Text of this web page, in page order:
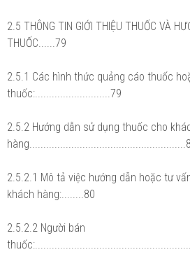
2.5 THÔNG TIN GIỚI THIỆU THUỐC VÀ
THUỐC......79
2.5.1 Các hình thức quảng cáo thuốc
thuốc:...........................79
2.5.2 Hướng dẫn sử dụng thuốc cho
2.5.2.1 Mô tả việc hướng dẫn hoặc tư
khách hàng:........80
2.5.2.2 Người bán